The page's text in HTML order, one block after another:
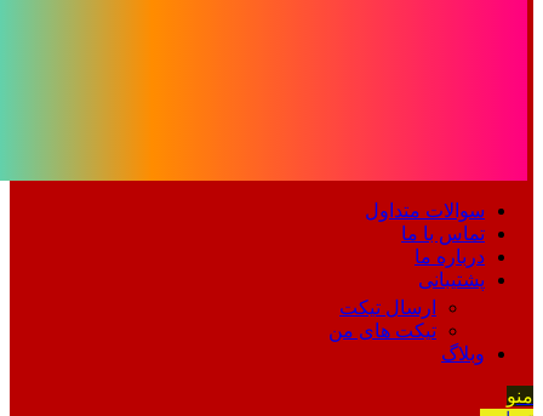
سوالات متداول
تماس با ما
درباره ما
پشتیبانی
ارسال تیکت
تیکت های من
وبلاگ
منو